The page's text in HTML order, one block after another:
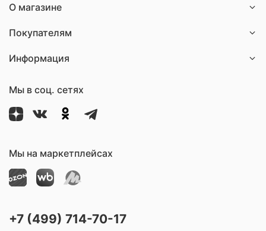
О магазине
Покупателям
Информация
Мы в соц. сетях
Мы на маркетплейсах
+7 (499) 714-70-17